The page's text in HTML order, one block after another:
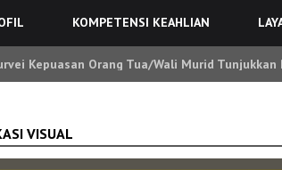
KOMPETENSI KEAHLIAN
Kepuasan Orang Tua/Wali Murid
VISUAL